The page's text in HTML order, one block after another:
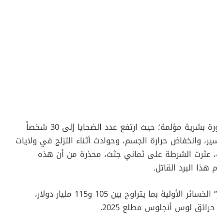
دون فاتورة بشرية مؤلمة؛ حيث ارتفع عدد الضحايا إلى 30 شخصاً
وانخفاض حرارة الجسم، وحوادث أثناء التزلج في ولايات
عثرت الشرطة على ثماني جثث، محذرة من أن هذه
البرد القاتل.
على الصعيد الاقتصادي، قدّرت شركة “أكيو ويذر” الخسائر الأولية بما يتراوح بين 105 و115 مليار دولار،
لوس أنجلوس مطلع 2025.